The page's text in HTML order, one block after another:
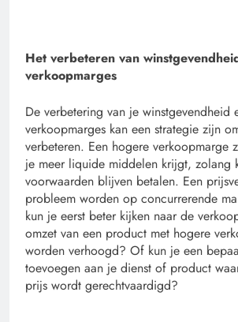
Het verbeteren van
verkoopmarges
De verbetering van je winstgevendheid
verkoopmarges kan een strategie zijn
verbeteren. Een hogere verkoopmarge
je meer liquide middelen krijgt, zolang
voorwaarden blijven betalen. Een
probleem worden op concurrerende
kun je eerst beter kijken naar de
omzet van een product met hogere
worden verhoogd? Of kun je een
toevoegen aan je dienst of product
prijs wordt gerechtvaardigd?